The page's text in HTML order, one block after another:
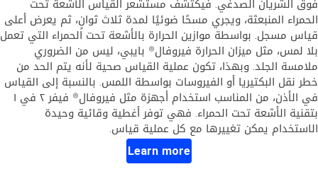
فوق الشريان الصدغي. فيكتشف مستشعر القياس الأشعة تحت
الحمراء المنبعثة، ويجري مسحًا ضوئيًا لمدة ثلاث ثوانٍ، ثم يعرض أعلى
قياس مسجل. بواسطة موازين الحرارة بالأشعة تحت الحمراء التي تعمل
بلا لمس، مثل ميزان الحرارة فيروفال® بايبي، ليس من الضروري
ملامسة الجلد. وبهذا، تكون عملية القياس صحية لأنه يتم الحد من
خطر نقل البكتيريا أو الفيروسات بواسطة اللمس. بالنسبة إلى القياس
في الأذن، من المناسب استخدام أجهزة مثل فيروفال®‎ فيفر ٢ في ١
بتقنية الأشعة تحت الحمراء. فهي توفر أغطية وقائية وحيدة
الاستخدام يمكن تغييرها مع كل عملية قياس.
Learn more